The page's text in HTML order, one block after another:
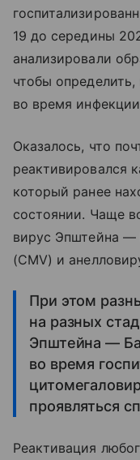
19 до середины
анализировали
чтобы
во время инфекции
Оказалось, что
реактивировался
который ранее
состоянии. Чаще
вирус Эпштейна —
(CMV) и
При этом
на разных
Эпштейна —
во время
проявляться
Реактивация